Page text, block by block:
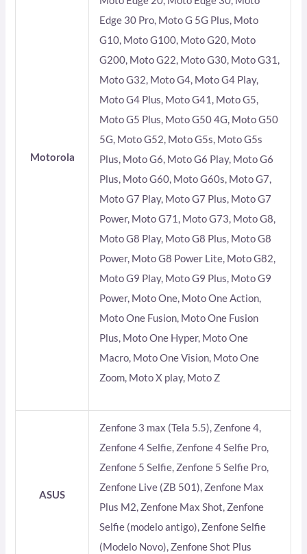
Motorola
Edge 30 Pro, Moto G 5G Plus, Moto
G10, Moto G100, Moto G20, Moto
G200, Moto G22, Moto G30, Moto G31,
Moto G32, Moto G4, Moto G4 Play,
Moto G4 Plus, Moto G41, Moto G5,
Moto G5 Plus, Moto G50 4G, Moto G50
5G, Moto G52, Moto G5s, Moto G5s
Plus, Moto G6, Moto G6 Play, Moto G6
Plus, Moto G60, Moto G60s, Moto G7,
Moto G7 Play, Moto G7 Plus, Moto G7
Power, Moto G71, Moto G73, Moto G8,
Moto G8 Play, Moto G8 Plus, Moto G8
Power, Moto G8 Power Lite, Moto G82,
Moto G9 Play, Moto G9 Plus, Moto G9
Power, Moto One, Moto One Action,
Moto One Fusion, Moto One Fusion
Plus, Moto One Hyper, Moto One
Macro, Moto One Vision, Moto One
Zoom, Moto X play, Moto Z
ASUS
Zenfone 3 max (Tela 5.5), Zenfone 4,
Zenfone 4 Selfie, Zenfone 4 Selfie Pro,
Zenfone 5 Selfie, Zenfone 5 Selfie Pro,
Zenfone Live (ZB 501), Zenfone Max
Plus M2, Zenfone Max Shot, Zenfone
Selfie (modelo antigo), Zenfone Selfie
(Modelo Novo), Zenfone Shot Plus